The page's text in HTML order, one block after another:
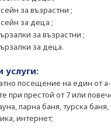
за възрастни ;
за деца ;
за възрастни ;
за деца.
услуги:
посещение на един от
при престой от 7 или
парна баня, турска баня,
интернет;